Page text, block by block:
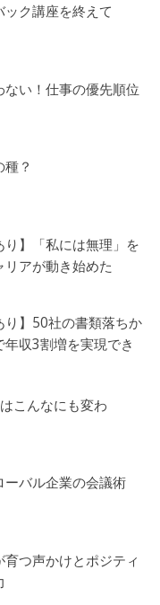
ク講座を終えて
ない！仕事の優先順位
種？
り】「私には無理」を
アが動き始めた
り】50社の書類落ちか
収3割増を実現でき
こんなにも変わ
ーバル企業の会議術
育つ声かけとポジティ